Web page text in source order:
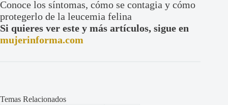
Conoce los síntomas, cómo se contagia y cómo
protegerlo de la leucemia felina
Si quieres ver este y más artículos, sigue en
mujerinforma.com
Temas Relacionados